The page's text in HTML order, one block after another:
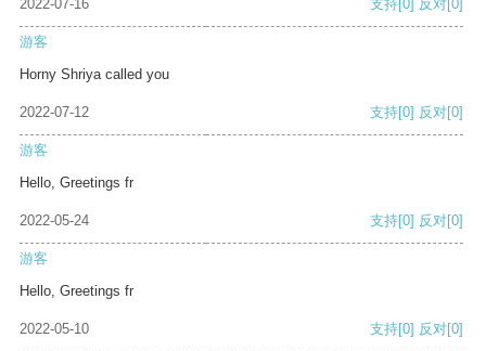
2022-07-16 支持[0] 反对[0]
游客
Horny Shriya called you
2022-07-12 支持[0] 反对[0]
游客
Hello, Greetings fr
2022-05-24 支持[0] 反对[0]
游客
Hello, Greetings fr
2022-05-10 支持[0] 反对[0]